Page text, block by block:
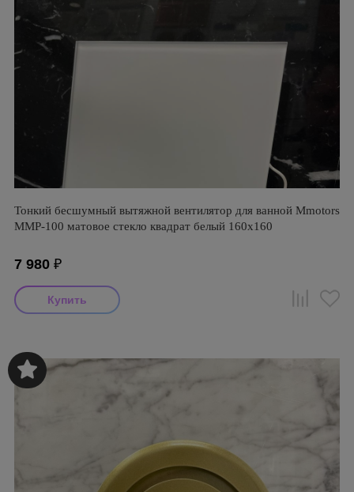
Тонкий бесшумный вытяжной вентилятор для ванной Mmotors
ММР-100 матовое стекло квадрат белый 160х160
7 980 ₽